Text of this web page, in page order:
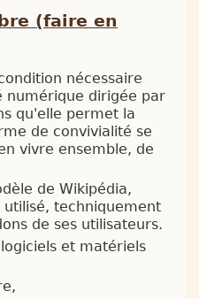
(faire en
nécessaire
numérique dirigée par
qu'elle permet la
de convivialité se
vivre ensemble, de
de Wikipédia,
techniquement
de ses utilisateurs.
et matériels